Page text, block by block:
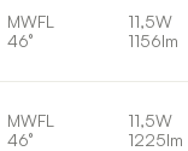
MWFL
46°
11,5W
1156lm
MWFL
46°
11,5W
1225lm